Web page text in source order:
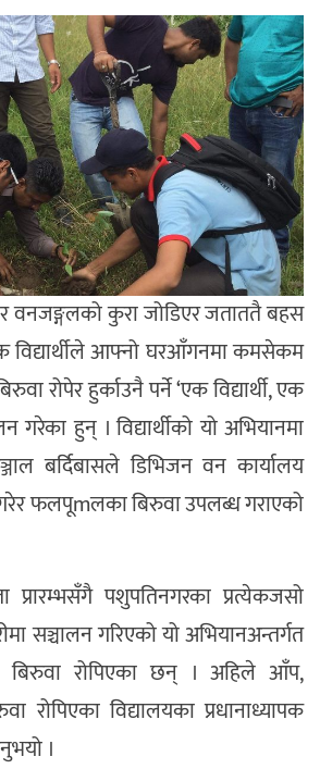
वनजङ्गलको कुरा जोडिएर जताततै बहस
विद्यार्थीले आफ्नो घरआँगनमा कमसेकम
रोपेर हुर्काउनै पर्ने ‘एक विद्यार्थी, एक
गरेका हुन् । विद्यार्थीको यो अभियानमा
बर्दिबासले डिभिजन वन कार्यालय
फलपूmलका बिरुवा उपलब्ध गराएको
प्रारम्भसँगै पशुपतिनगरका प्रत्येकजसो
सञ्चालन गरिएको यो अभियानअन्तर्गत
बिरुवा रोपिएका छन् । अहिले आँप,
रोपिएका विद्यालयका प्रधानाध्यापक
।